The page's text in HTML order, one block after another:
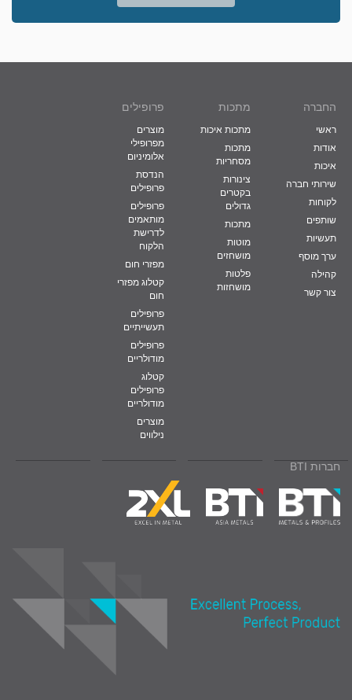
החברה
ראשי
אודות
איכות
שירותי חברה
לקוחות
שותפים
תעשיות
ערך מוסף
קהילה
צור קשר
מתכות
מתכות איכות
מתכות
מסחריות
צינורות
בקטרים
גדולים
מתכות
מוטות
מושחזים
פלטות
מושחזות
פרופילים
מוצרים
מפרופילי
אלומיניום
הנדסת
פרופילים
פרופילים
מותאמים
לדרישת
הלקוח
מפזרי חום
קטלוג מפזרי
חום
פרופילים
תעשייתיים
פרופילים
מודולריים
קטלוג
פרופילים
מודולריים
מוצרים
נילווים
חברות BTI